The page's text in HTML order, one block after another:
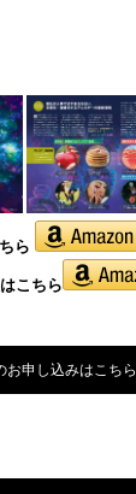
ら
こちら
お申し込みはこちら